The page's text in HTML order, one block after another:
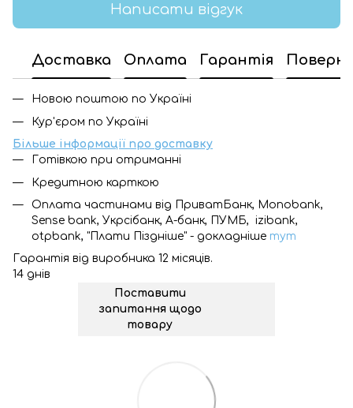
Написати відгук
Доставка Оплата Гарантія
Новою поштою по Україні
Кур'єром по Україні
Більше інформації про доставку
Готівкою при отриманні
Кредитною карткою
Оплата частинами від ПриватБанк, Monobank,
Sense bank, Укрсібанк, А-банк, ПУМБ, izibank,
otpbank, "Плати Піздніше" - докладніше тут
Гарантія від виробника 12 місяців.
14 днів
Поставити
запитання щодо
товару